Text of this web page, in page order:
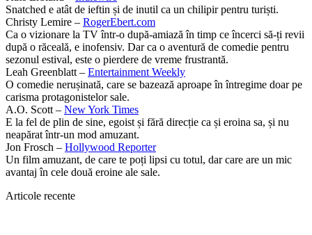
Snatched e atât de ieftin și de inutil ca un chilipir pentru turiști.
Christy Lemire – RogerEbert.com
Ca o vizionare la TV într-o după-amiază în timp ce încerci să-ți revii
după o răceală, e inofensiv. Dar ca o aventură de comedie pentru
sezonul estival, este o pierdere de vreme frustrantă.
Leah Greenblatt – Entertainment Weekly
O comedie nerușinată, care se bazează aproape în întregime doar pe
carisma protagonistelor sale.
A.O. Scott – New York Times
E la fel de plin de sine, egoist și fără direcție ca și eroina sa, și nu
neapărat într-un mod amuzant.
Jon Frosch – Hollywood Reporter
Un film amuzant, de care te poți lipsi cu totul, dar care are un mic
avantaj în cele două eroine ale sale.
Articole recente